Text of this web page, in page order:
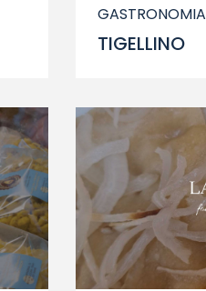
GASTRONOMIA
TIGELLINO